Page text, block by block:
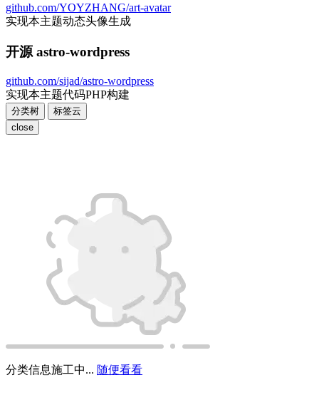
github.com/YOYZHANG/art-avatar
实现本主题动态头像生成
开源 astro-wordpress
github.com/sijad/astro-wordpress
实现本主题代码PHP构建
分类树
标签云
close
分类信息施工中... 随便看看